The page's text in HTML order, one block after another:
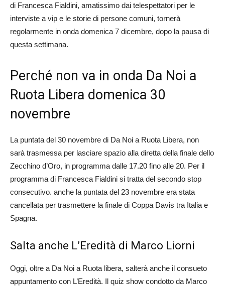
di Francesca Fialdini, amatissimo dai telespettatori per le
interviste a vip e le storie di persone comuni, tornerà
regolarmente in onda domenica 7 dicembre, dopo la pausa di
questa settimana.
Perché non va in onda Da Noi a
Ruota Libera domenica 30
novembre
La puntata del 30 novembre di Da Noi a Ruota Libera, non
sarà trasmessa per lasciare spazio alla diretta della finale dello
Zecchino d’Oro, in programma dalle 17.20 fino alle 20. Per il
programma di Francesca Fialdini si tratta del secondo stop
consecutivo. anche la puntata del 23 novembre era stata
cancellata per trasmettere la finale di Coppa Davis tra Italia e
Spagna.
Salta anche L’Eredità di Marco Liorni
Oggi, oltre a Da Noi a Ruota libera, salterà anche il consueto
appuntamento con L’Eredità. Il quiz show condotto da Marco